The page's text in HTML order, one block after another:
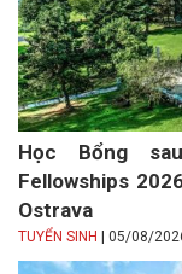
Học Bổng
Fellowships
Ostrava
TUYỂN SINH | 05/08/